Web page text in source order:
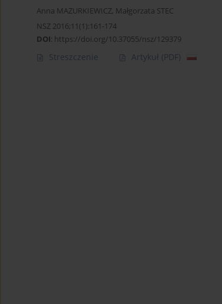
Anna MAZURKIEWICZ, Małgorzata STEC
NSZ 2016;11(1):161-174
DOI: https://doi.org/10.37055/nsz/129379
Streszczenie Artykuł (PDF)